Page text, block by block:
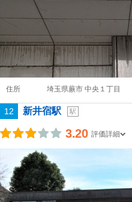
住所 埼玉県蕨市 中央１丁目
12 新井宿駅 駅
3.20 評価詳細